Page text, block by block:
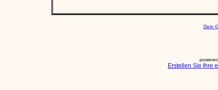
Dein
Erstellen Sie Ihre